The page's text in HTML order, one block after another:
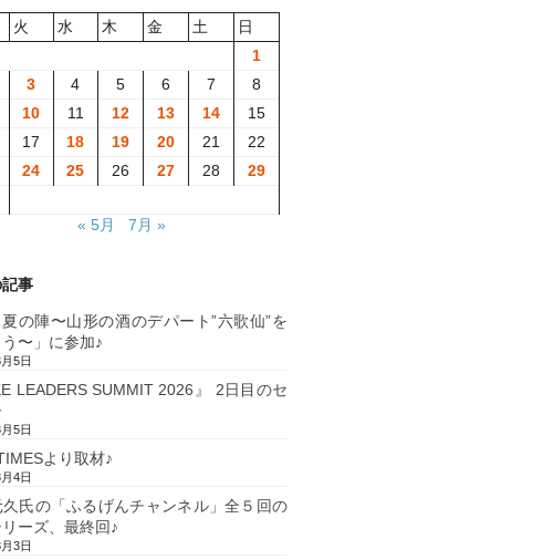
火 水 木 金 土
日
1
3 4 5 6 7
8
10 11 12 13 14
15
17 18 19 20 21
22
24 25 26 27 28
29
« 5月
7月 »
事
夏の陣〜山形の酒のデパート”六歌仙”を
〜」に参加♪
5日
LEADERS SUMMIT 2026』 2日目のセ
5日
より取材♪
4日
氏の「ふるげんチャンネル」全５回の
ーズ、最終回♪
3日